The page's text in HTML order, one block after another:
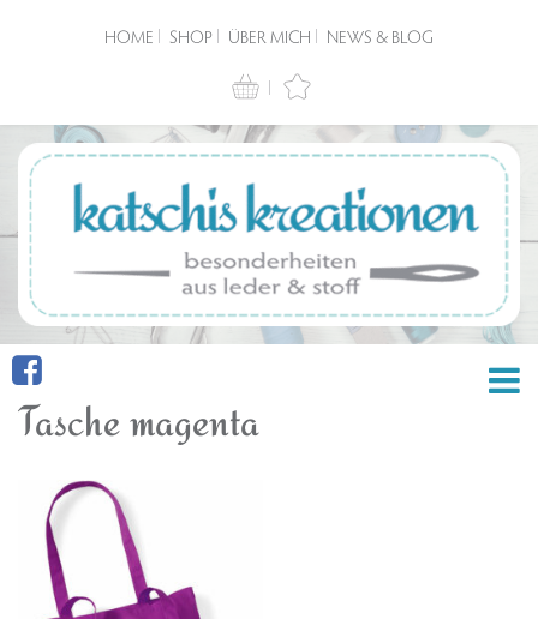
HOME SHOP ÜBER MICH NEWS & BLOG
Tasche magenta